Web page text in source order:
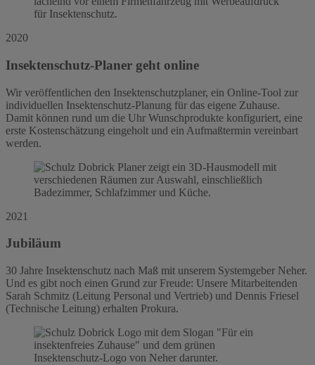
2020
Insektenschutz-Planer geht online
Wir veröffentlichen den Insektenschutzplaner, ein Online-Tool zur
individuellen Insektenschutz-Planung für das eigene Zuhause.
Damit können rund um die Uhr Wunschprodukte konfiguriert, eine
erste Kostenschätzung eingeholt und ein Aufmaßtermin vereinbart
werden.
2021
Jubiläum
30 Jahre Insektenschutz nach Maß mit unserem Systemgeber Neher.
Und es gibt noch einen Grund zur Freude: Unsere Mitarbeitenden
Sarah Schmitz (Leitung Personal und Vertrieb) und Dennis Friesel
(Technische Leitung) erhalten Prokura.